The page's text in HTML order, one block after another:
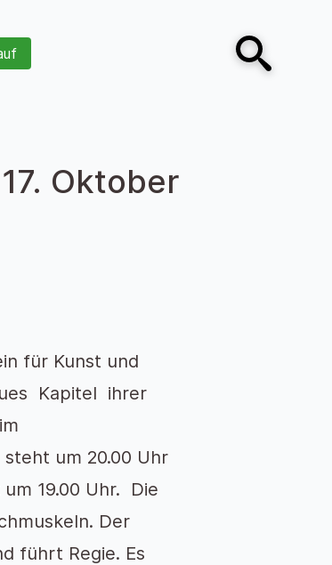
Open search
Oktober
für Kunst und
Kapitel ihrer
um 20.00 Uhr
19.00 Uhr. Die
Der
führt Regie. Es